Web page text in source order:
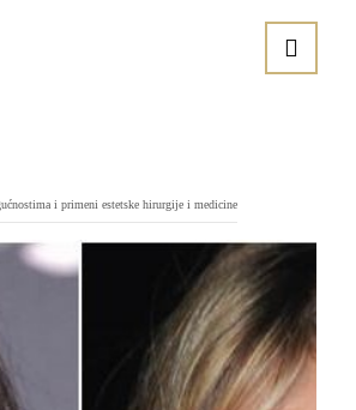
i primeni estetske hirurgije i medicine